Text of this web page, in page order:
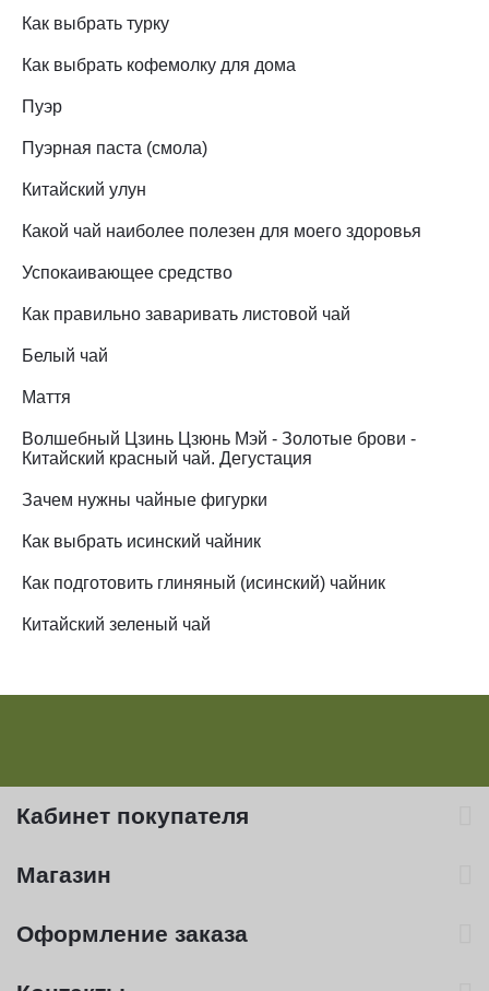
Как выбрать турку
Как выбрать кофемолку для дома
Пуэр
Пуэрная паста (смола)
Китайский улун
Какой чай наиболее полезен для моего здоровья
Успокаивающее средство
Как правильно заваривать листовой чай
Белый чай
Маття
Волшебный Цзинь Цзюнь Мэй - Золотые брови -
Китайский красный чай. Дегустация
Зачем нужны чайные фигурки
Как выбрать исинский чайник
Как подготовить глиняный (исинский) чайник
Китайский зеленый чай
Кабинет покупателя
Магазин
Оформление заказа